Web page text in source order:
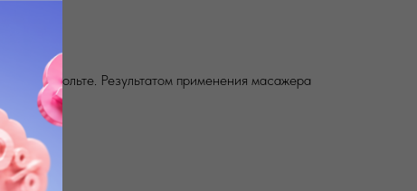
декольте. Результатом применения масажера